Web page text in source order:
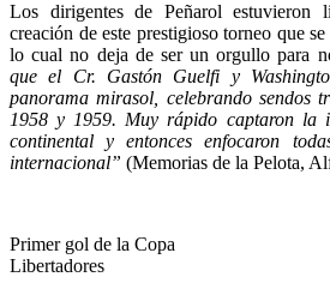
Los dirigentes de Peñarol estuvieron
creación de este prestigioso torneo que
lo cual no deja de ser un orgullo para
que el Cr. Gastón Guelfi y
panorama mirasol, celebrando sendos
1958 y 1959. Muy rápido captaron la
continental y entonces enfocaron
internacional” (Memorias de la Pelota,
Primer gol de la Copa
Libertadores